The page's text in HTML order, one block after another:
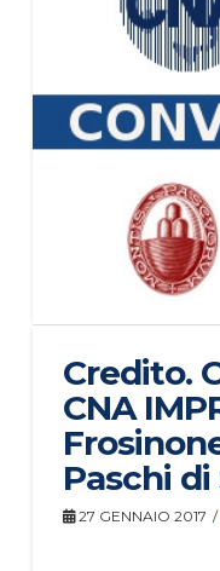
Credito.
CNA
Paschi di
27 GENNAIO 2017